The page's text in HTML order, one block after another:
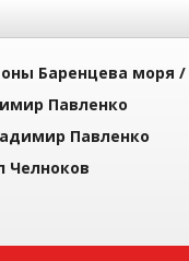
Баренцева моря /
Павленко
Павленко
Челноков